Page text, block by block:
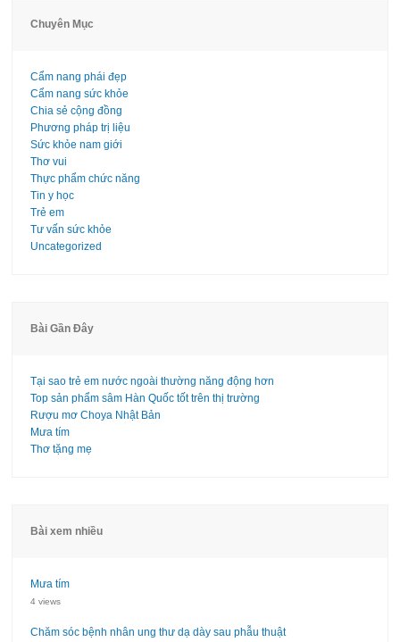
Chuyên Mục
Cẩm nang phái đẹp
Cẩm nang sức khỏe
Chia sẻ cộng đồng
Phương pháp trị liệu
Sức khỏe nam giới
Thơ vui
Thực phẩm chức năng
Tin y học
Trẻ em
Tư vấn sức khỏe
Uncategorized
Bài Gần Đây
Tại sao trẻ em nước ngoài thường năng động hơn
Top sản phẩm sâm Hàn Quốc tốt trên thị trường
Rượu mơ Choya Nhật Bản
Mưa tím
Thơ tặng mẹ
Bài xem nhiều
Mưa tím
4 views
Chăm sóc bệnh nhân ung thư dạ dày sau phẫu thuật